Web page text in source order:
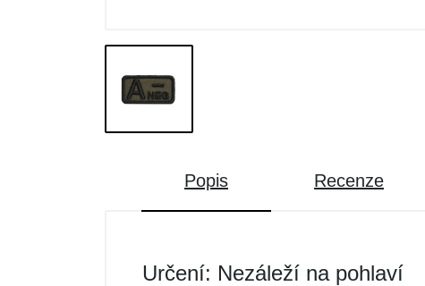
Popis Recenze
Určení: Nezáleží na pohlaví